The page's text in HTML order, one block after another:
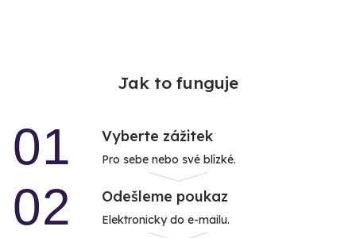
Jak to funguje
01 Vyberte zážitek
Pro sebe nebo své blízké.
02 Odešleme poukaz
Elektronicky do e-mailu.